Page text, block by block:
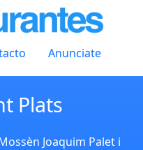
Anunciate
Plats
Joaquim Palet i